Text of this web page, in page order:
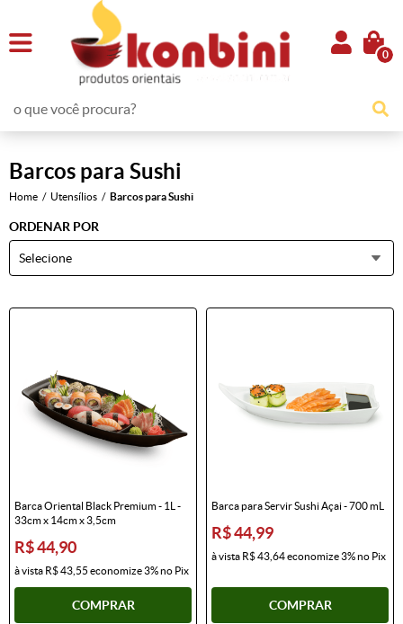
0
Barcos para Sushi
Home Utensílios Barcos para Sushi
ORDENAR POR
Selecione
Barca Oriental Black Premium - 1L -
33cm x 14cm x 3,5cm
R$ 44,90
à vista R$ 43,55 economize3%no Pix
COMPRAR
Barca para Servir Sushi Açai - 700 mL
R$ 44,99
à vista R$ 43,64economize3%no Pix
COMPRAR